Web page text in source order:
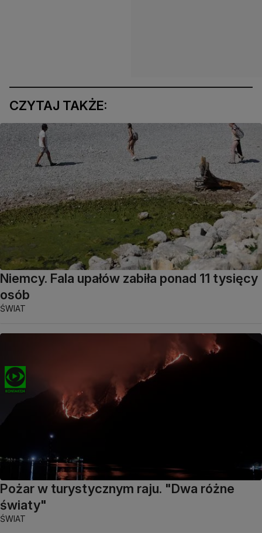
CZYTAJ TAKŻE:
Niemcy. Fala upałów zabiła ponad 11 tysięcy
osób
ŚWIAT
Pożar w turystycznym raju. "Dwa różne
światy"
ŚWIAT